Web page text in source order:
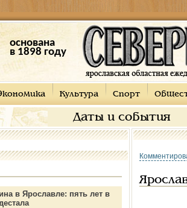
основана
в 1898 году
Культура Спорт
Даты и события
в Ярославле: пять лет в